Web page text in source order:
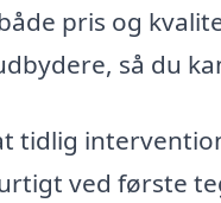
pris og
så du
tidlig
ved første